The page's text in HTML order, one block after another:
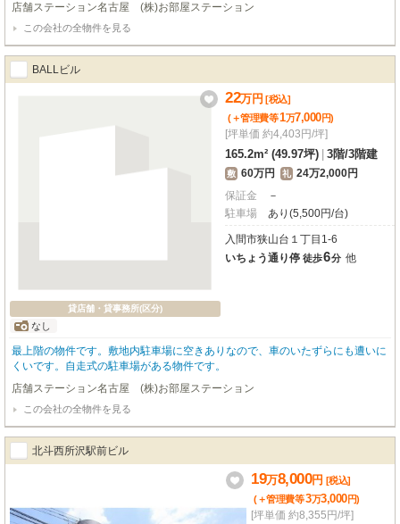
店舗ステーション名古屋 (株)お部屋ステーション
この会社の全物件を見る
BALLビル
貸店舗・貸事務所(区分)
なし
22万円 [税込]
(＋管理費等1万7,000円)
[坪単価 約4,403円/坪]
165.2m² (49.97坪) 3階/3階建
敷 60万円 礼 24万2,000円
保証金
－
駐車場
あり(5,500円/台)
入間市狭山台１丁目1-6
いちょう通り停 徒歩6分 他
最上階の物件です。敷地内駐車場に空きありなので、車のいたずらにも遭いに
くいです。自走式の駐車場がある物件です。
店舗ステーション名古屋 (株)お部屋ステーション
この会社の全物件を見る
北斗西所沢駅前ビル
19万8,000円 [税込]
(＋管理費等3万3,000円)
[坪単価 約8,355円/坪]